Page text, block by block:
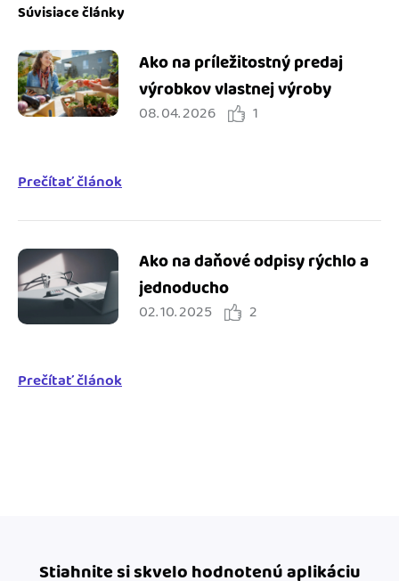
Súvisiace články
Ako na príležitostný predaj
výrobkov vlastnej výroby
08. 04. 2026 1
Prečítať článok
Ako na daňové odpisy rýchlo a
jednoducho
02. 10. 2025 2
Prečítať článok
Stiahnite si skvelo hodnotenú aplikáciu